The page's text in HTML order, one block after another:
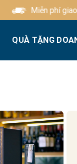
Miễn phí giao
QUÀ TẶNG